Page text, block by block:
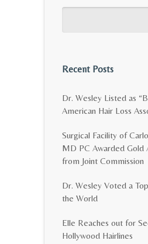
Recent Posts
Dr. Wesley Listed as
American Hair Loss
Surgical Facility of
MD PC Awarded Gold
from Joint Commission
Dr. Wesley Voted a
the World
Elle Reaches out for
Hollywood Hairlines